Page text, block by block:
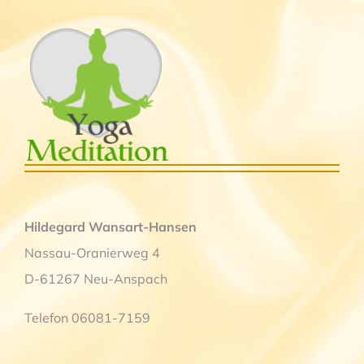
Hildegard Wansart-Hansen
Nassau-Oranierweg 4
D-61267 Neu-Anspach
Telefon 06081-7159